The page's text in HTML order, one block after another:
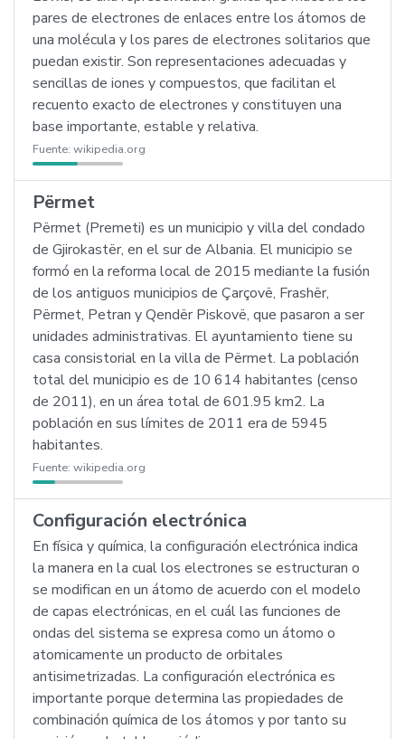
pares de electrones de enlaces entre los átomos de
una molécula y los pares de electrones solitarios que
puedan existir. Son representaciones adecuadas y
sencillas de iones y compuestos, que facilitan el
recuento exacto de electrones y constituyen una
base importante, estable y relativa.
Fuente: wikipedia.org
Përmet
Përmet (Premeti) es un municipio y villa del condado
de Gjirokastër, en el sur de Albania. El municipio se
formó en la reforma local de 2015 mediante la fusión
de los antiguos municipios de Çarçovë, Frashër,
Përmet, Petran y Qendër Piskovë, que pasaron a ser
unidades administrativas. El ayuntamiento tiene su
casa consistorial en la villa de Përmet. La población
total del municipio es de 10 614 habitantes (censo
de 2011), en un área total de 601.95 km2. La
población en sus límites de 2011 era de 5945
habitantes.
Fuente: wikipedia.org
Configuración electrónica
En física y química, la configuración electrónica indica
la manera en la cual los electrones se estructuran o
se modifican en un átomo de acuerdo con el modelo
de capas electrónicas, en el cuál las funciones de
ondas del sistema se expresa como un átomo o
atomicamente un producto de orbitales
antisimetrizadas. La configuración electrónica es
importante porque determina las propiedades de
combinación química de los átomos y por tanto su